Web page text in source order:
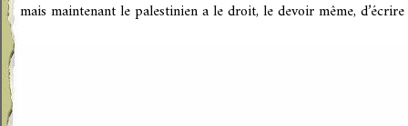
mais maintenant le palestinien a le droit, le devoir même,